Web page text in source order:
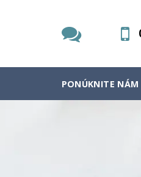
PONÚKNITE NÁM